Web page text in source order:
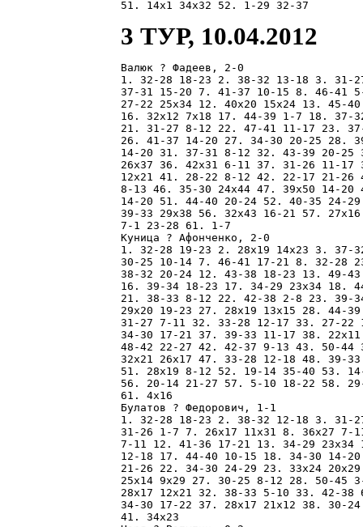
3 ТУР, 10.04.2012
Валюк ? Фадеев, 2-0
1. 32-28 18-23 2. 38-32 13-18 3. 31-
37-31 15-20 7. 41-37 10-15 8. 46-41
27-22 25x34 12. 40x20 15x24 13. 45-
16. 32x12 7x18 17. 44-39 1-7 18. 37-
21. 31-27 8-12 22. 47-41 11-17 23.
26. 41-37 14-20 27. 34-30 20-25 28.
14-20 31. 37-31 8-12 32. 43-39 20-
26x37 36. 42x31 6-11 37. 31-26 11-
12x21 41. 28-22 8-12 42. 22-17 21-
8-13 46. 35-30 24x44 47. 39x50 14-
14-20 51. 44-40 20-24 52. 40-35 24-
39-33 29x38 56. 32x43 16-21 57.
7-1 23-28 61. 1-7
Куница ? Афонченко, 2-0
1. 32-28 19-23 2. 28x19 14x23 3.
30-25 10-14 7. 46-41 17-21 8. 32-28
38-32 20-24 12. 43-38 18-23 13. 49-
16. 39-34 18-23 17. 34-29 23x34 18.
21. 38-33 8-12 22. 42-38 2-8 23. 39-
29x20 19-23 27. 28x19 13x15 28. 44-
31-27 7-11 32. 33-28 12-17 33. 27-22
34-30 17-21 37. 39-33 11-17 38.
48-42 22-27 42. 42-37 9-13 43. 50-44
32x21 26x17 47. 33-28 12-18 48. 39-
51. 28x19 8-12 52. 19-14 35-40 53.
56. 20-14 21-27 57. 5-10 18-22 58.
61. 4x16
Булатов ? Федорович, 1-1
1. 32-28 18-23 2. 38-32 12-18 3. 31-
31-26 1-7 7. 26x17 11x31 8. 36x27
7-11 12. 41-36 17-21 13. 34-29 23x34
12-18 17. 44-40 10-15 18. 34-30 14-
21-26 22. 34-30 24-29 23. 33x24
25x14 9x29 27. 30-25 8-12 28. 50-45
28x17 12x21 32. 38-33 5-10 33. 42-
34-30 17-22 37. 28x17 21x12 38. 30-
41. 34x23